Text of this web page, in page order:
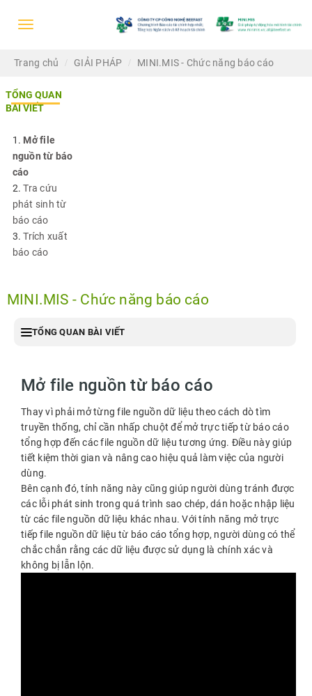
Trang chủ GIẢI PHÁP MINI.MIS - Chức năng báo cáo
TỔNG QUAN
BÀI VIẾT
Mở file
nguồn từ báo
cáo
Tra cứu
phát sinh từ
báo cáo
Trích xuất
báo cáo
MINI.MIS - Chức năng báo cáo
TỔNG QUAN BÀI VIẾT
Mở file nguồn từ báo cáo
Thay vì phải mở từng file nguồn dữ liệu theo cách dò tìm
truyền thống, chỉ cần nhấp chuột để mở trực tiếp từ báo cáo
tổng hợp đến các file nguồn dữ liệu tương ứng. Điều này giúp
tiết kiệm thời gian và nâng cao hiệu quả làm việc của người
dùng.
Bên cạnh đó, tính năng này cũng giúp người dùng tránh được
các lỗi phát sinh trong quá trình sao chép, dán hoặc nhập liệu
từ các file nguồn dữ liệu khác nhau. Với tính năng mở trực
tiếp file nguồn dữ liệu từ báo cáo tổng hợp, người dùng có thể
chắc chắn rằng các dữ liệu được sử dụng là chính xác và
không bị lẫn lộn.